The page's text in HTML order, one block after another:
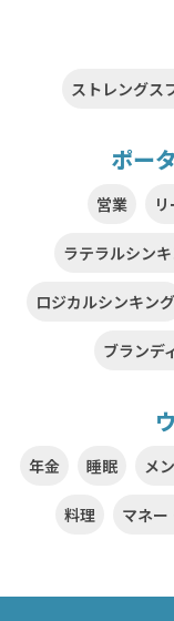
ストレングス
ポー
営業
ラテラルシン
ロジカルシンキング
ブランデ
年金 睡眠 メ
料理 マネー